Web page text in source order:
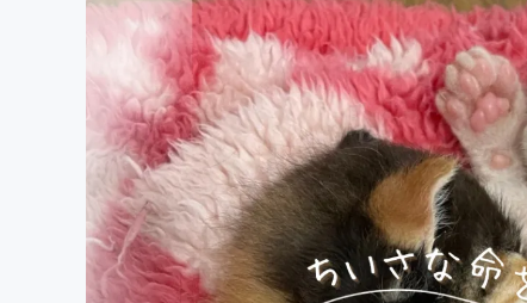
アート・写真
テクノロジー・ガジェット
映像・映画
ビジネス・起業